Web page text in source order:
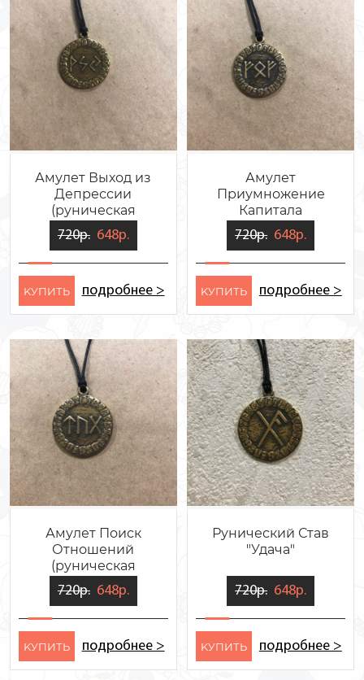
Амулет Выход из
Депрессии
(руническая
формула)
720р. 648р.
KУПИТЬ подробнее >
Амулет
Приумножение
Капитала
(руническая
формула)
720р. 648р.
KУПИТЬ подробнее >
Амулет Поиск
Отношений
(руническая
формула)
720р. 648р.
KУПИТЬ подробнее >
Рунический Став
"Удача"
720р. 648р.
KУПИТЬ подробнее >